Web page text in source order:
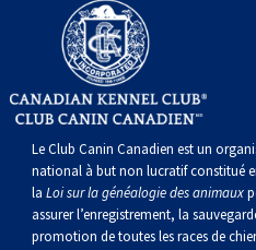
Le Club Canin Canadien est un
national à but non lucratif constitué
la Loi sur la généalogie des animaux
assurer l’enregistrement, la
promotion de toutes les races de